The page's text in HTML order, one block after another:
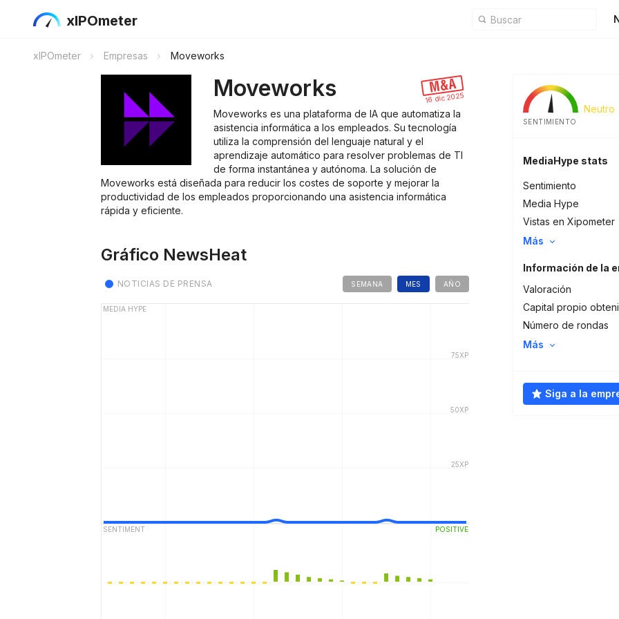
xIPOmeter
xIPOmeter Empresas Moveworks
16 dic 2025
Moveworks
Moveworks es una plataforma de IA que automatiza la
asistencia informática a los empleados. Su tecnología
utiliza la comprensión del lenguaje natural y el
aprendizaje automático para resolver problemas de TI
de forma instantánea y autónoma. La solución de
Moveworks está diseñada para reducir los costes de soporte y mejorar la
productividad de los empleados proporcionando una asistencia informática
rápida y eficiente.
Neutro
SENTIMIENTO
MediaHype stats
Sentimiento
Media Hype
Vistas en Xipometer
Más
Información de la
Valoración
Capital propio
Número de rondas
Más
Siga a la
Gráfico NewsHeat
SEMANA MES AÑO
NOTICIAS DE PRENSA